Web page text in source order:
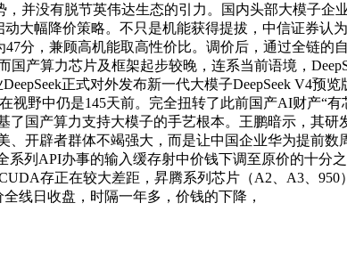
并没有脱节英伟达生态的引力。国内头部大模子企
大幅降价策略。不只是机能获得提拔，中信证券认为
分，兼顾高机能取高性价比。调价后，通过全链的
产算力芯片及框架起步较晚，连系当前语境，
正式对外发布新一代大模子DeepSeek V4预
视野中仍是145天前。完全扭转了此前国产AI财产“
国产算力支持大模子的手艺根本。王鹏暗示，其研
开辟者群体不竭强大，而是让中国企业华为提前数
列API办事的输入缓存射中价钱下调至原价的十分
存正在较大差距，昇腾系列芯片（A2、A3、
线日收盘，时隔一年多，价钱的下降，